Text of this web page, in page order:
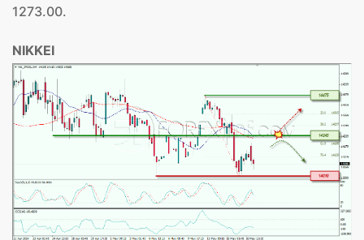
1273.00.
NIKKEI